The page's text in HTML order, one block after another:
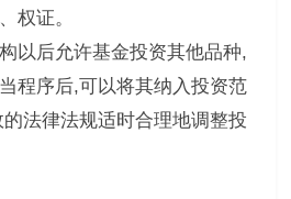
权证。
以后允许基金投资其他品种,
程序后,可以将其纳入投资范
法律法规适时合理地调整投